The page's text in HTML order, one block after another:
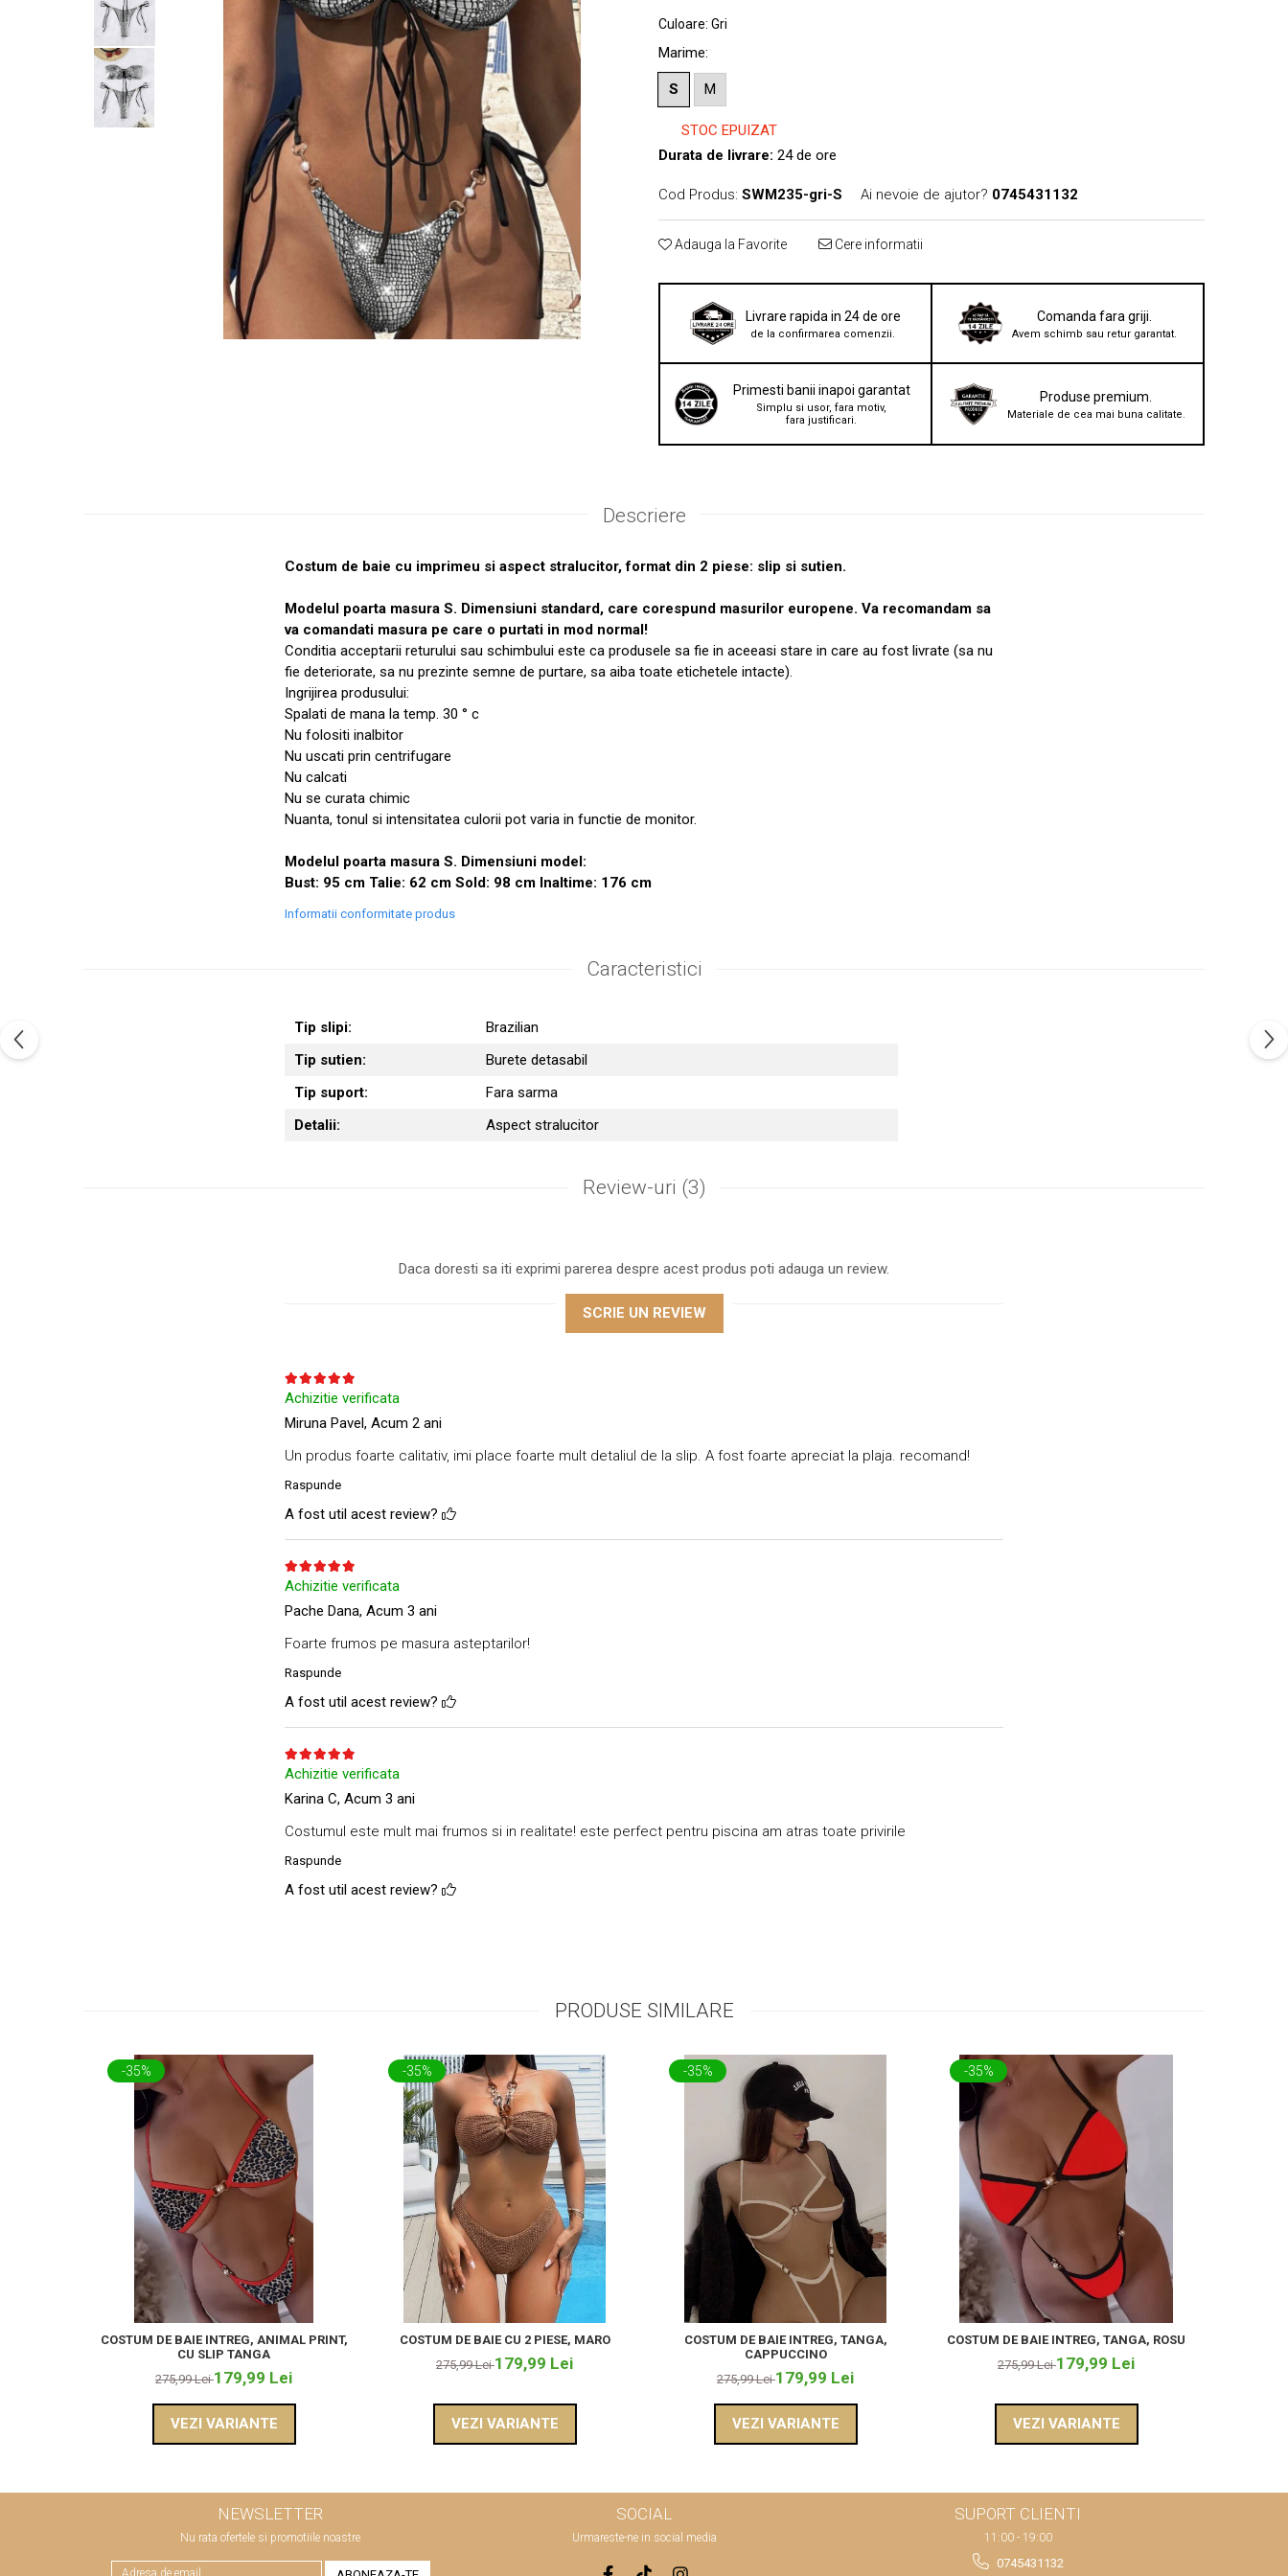
Culoare: Gri
Marime:
S M
STOC EPUIZAT
Durata de livrare: 24 de ore
Cod Produs: SWM235-gri-S Ai nevoie de ajutor? 0745431132
Adauga la Favorite Cere informatii
Livrare rapida in 24 de ore
de la confirmarea comenzii.
Comanda fara griji.
Avem schimb sau retur garantat.
Primesti banii inapoi garantat
Simplu si usor, fara motiv,
fara justificari.
Produse premium.
Materiale de cea mai buna calitate.
Descriere
Costum de baie cu imprimeu si aspect stralucitor, format din 2 piese: slip si sutien.
Modelul poarta masura S. Dimensiuni standard, care corespund masurilor europene. Va recomandam sa
va comandati masura pe care o purtati in mod normal!
Conditia acceptarii returului sau schimbului este ca produsele sa fie in aceeasi stare in care au fost livrate (sa nu
fie deteriorate, sa nu prezinte semne de purtare, sa aiba toate etichetele intacte).
Ingrijirea produsului:
Spalati de mana la temp. 30 ° c
Nu folositi inalbitor
Nu uscati prin centrifugare
Nu calcati
Nu se curata chimic
Nuanta, tonul si intensitatea culorii pot varia in functie de monitor.
Modelul poarta masura S. Dimensiuni model:
Bust: 95 cm Talie: 62 cm Sold: 98 cm Inaltime: 176 cm
Informatii conformitate produs
Caracteristici
Tip slipi:
Brazilian
Tip sutien:
Burete detasabil
Tip suport:
Fara sarma
Detalii:
Aspect stralucitor
Review-uri (3)
Daca doresti sa iti exprimi parerea despre acest produs poti adauga un review.
SCRIE UN REVIEW
Achizitie verificata
Miruna Pavel, Acum 2 ani
Un produs foarte calitativ, imi place foarte mult detaliul de la slip. A fost foarte apreciat la plaja. recomand!
Raspunde
A fost util acest review?
Achizitie verificata
Pache Dana, Acum 3 ani
Foarte frumos pe masura asteptarilor!
Raspunde
A fost util acest review?
Achizitie verificata
Karina C, Acum 3 ani
Costumul este mult mai frumos si in realitate! este perfect pentru piscina am atras toate privirile
Raspunde
A fost util acest review?
PRODUSE SIMILARE
-35%
COSTUM DE BAIE INTREG, ANIMAL PRINT,
CU SLIP TANGA
275,99 Lei179,99 Lei
VEZI VARIANTE
-35%
COSTUM DE BAIE CU 2 PIESE, MARO
275,99 Lei179,99 Lei
VEZI VARIANTE
-35%
COSTUM DE BAIE INTREG, TANGA,
CAPPUCCINO
275,99 Lei179,99 Lei
VEZI VARIANTE
-35%
COSTUM DE BAIE INTREG, TANGA, ROSU
275,99 Lei179,99 Lei
VEZI VARIANTE
NEWSLETTER
Nu rata ofertele si promotiile noastre
SOCIAL
Urmareste-ne in social media
SUPORT CLIENTI
11:00 - 19:00
0745431132